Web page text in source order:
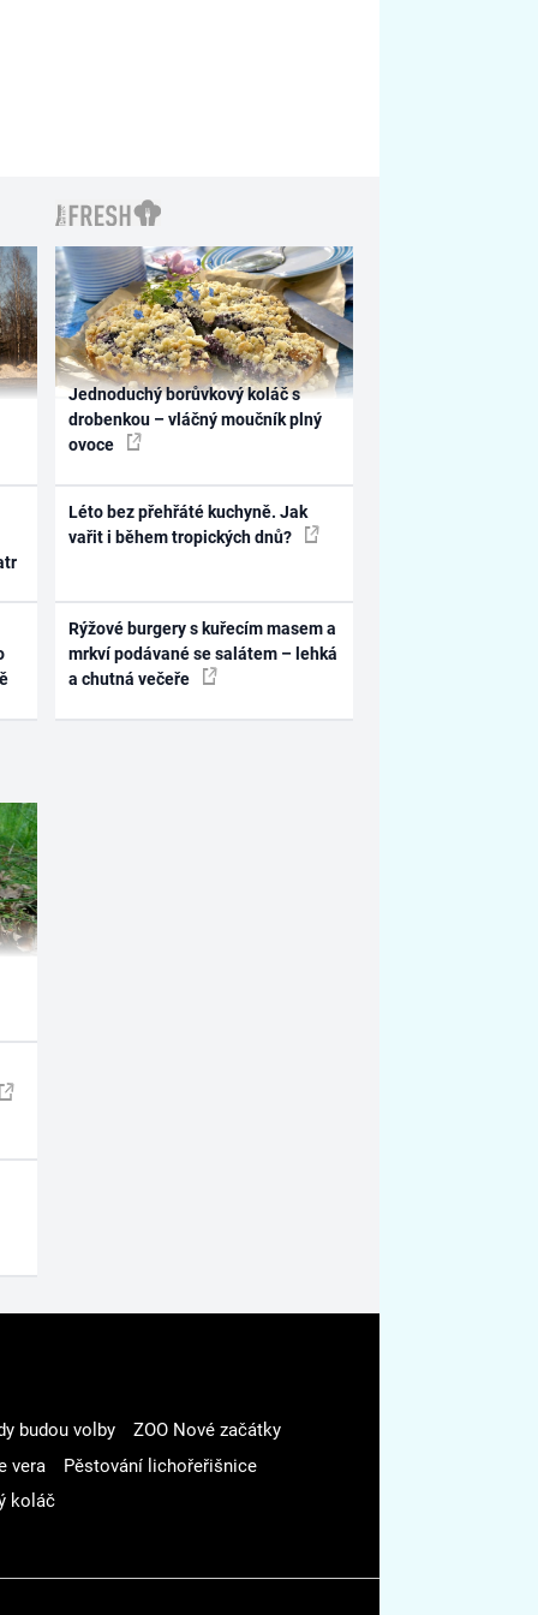
Jednoduchý borůvkový koláč s
drobenkou – vláčný moučník plný
ovoce
Léto bez přehřáté kuchyně. Jak
vařit i během tropických dnů?
Rýžové burgery s kuřecím masem a
mrkví podávané se salátem – lehká
a chutná večeře
budou volby
ZOO Nové začátky
vera
Pěstování lichořeřišnice
koláč